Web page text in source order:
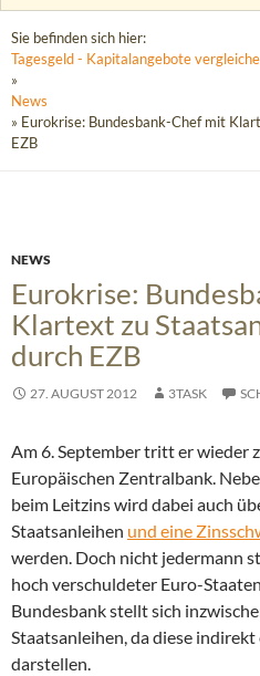
Sie befinden sich hier:
Tagesgeld - Kapitalangebote
»
News
» Eurokrise: Bundesbank-Chef mit
EZB
NEWS
Eurokrise:
Klartext zu
durch EZB
27. AUGUST 2012 3TASK
Am 6. September tritt er wieder
Europäischen Zentralbank.
beim Leitzins wird dabei auch
Staatsanleihen und eine
werden. Doch nicht jedermann
hoch verschuldeter Euro-
Bundesbank stellt sich
Staatsanleihen, da diese
darstellen.